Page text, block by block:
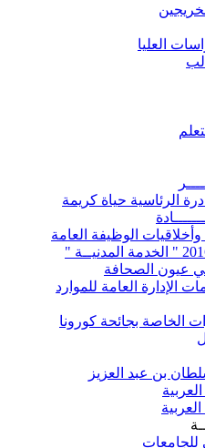
العليا
الرئاسية حياة كريمة
الوظيفة العامة
عيون الصحافة
الإدارة العامة للموارد
الخاصة بجائحة كورونا
بن عبد العزيز
للجامعات